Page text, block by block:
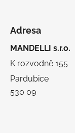
Adresa
MANDELLI s.r.o.
K rozvodně 155
Pardubice
530 09